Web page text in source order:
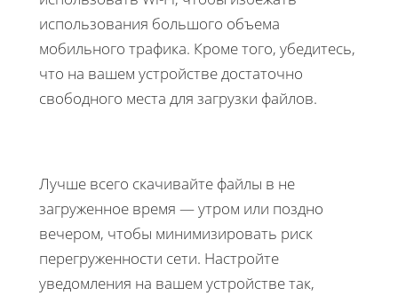
использования большого объема
мобильного трафика. Кроме того, убедитесь,
что на вашем устройстве достаточно
свободного места для загрузки файлов.
Лучше всего скачивайте файлы в не
загруженное время — утром или поздно
вечером, чтобы минимизировать риск
перегруженности сети. Настройте
уведомления на вашем устройстве так,